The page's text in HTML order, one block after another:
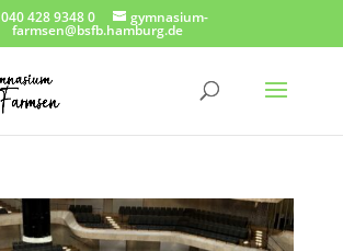
040 428 9348 0 gymnasium-
farmsen@bsfb.hamburg.de